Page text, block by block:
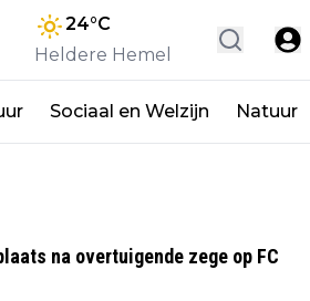
24°C
Heldere Hemel
Sociaal en Welzijn Natuur
na overtuigende zege op FC